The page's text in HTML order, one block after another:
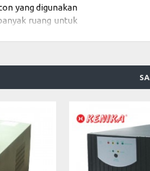
yang digunakan
ruang untuk
Degradation)